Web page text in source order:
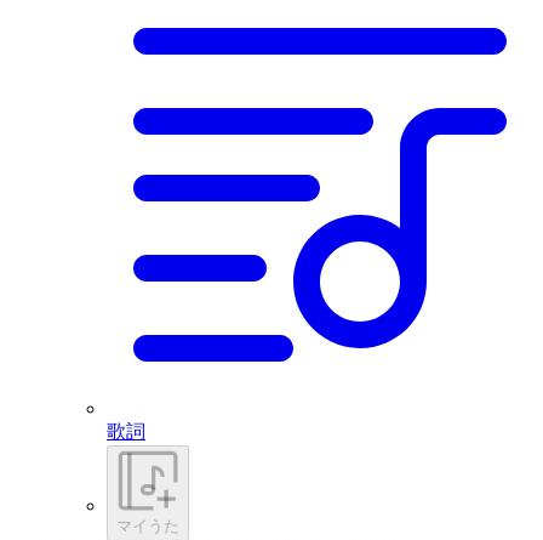
歌詞
マイうた